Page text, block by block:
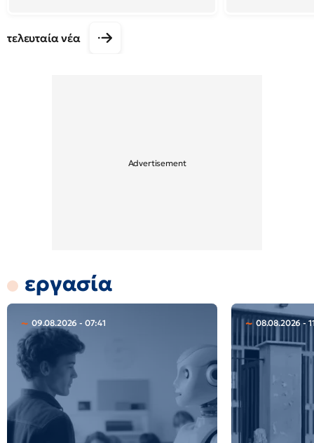
τελευταία νέα
εργασία
09.08.2026 - 07:41 08.08.2026 -